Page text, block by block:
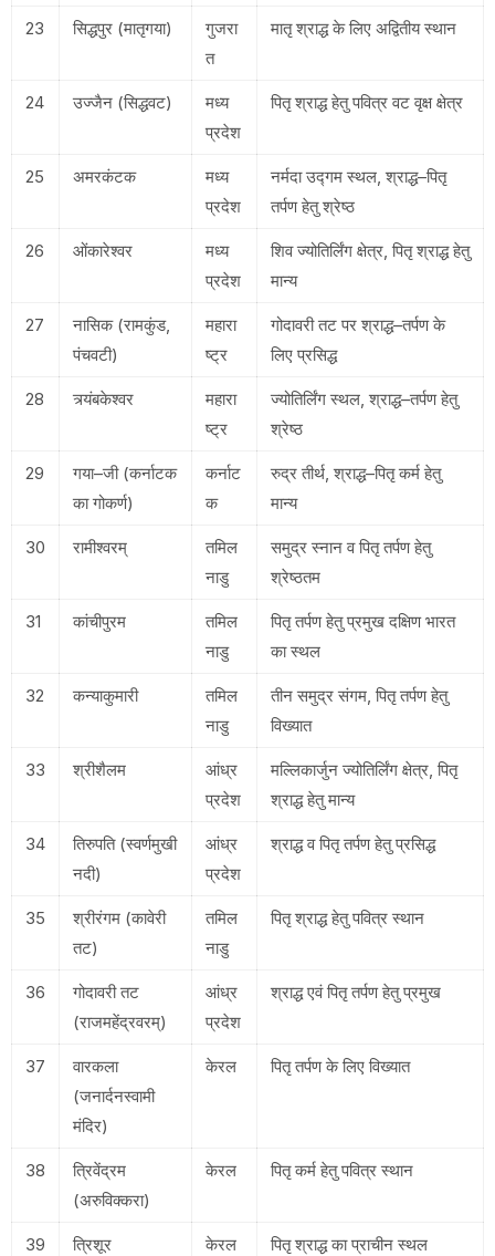
23 सिद्धपुर (मातृगया)
गुजरा
त
मातृ श्राद्ध के लिए अद्वितीय स्थान
24 उज्जैन (सिद्धवट)
मध्य
प्रदेश
पितृ श्राद्ध हेतु पवित्र वट वृक्ष क्षेत्र
25 अमरकंटक
मध्य
प्रदेश
नर्मदा उद्गम स्थल, श्राद्ध–पितृ
तर्पण हेतु श्रेष्ठ
26 ओंकारेश्वर
मध्य
प्रदेश
शिव ज्योतिर्लिंग क्षेत्र, पितृ श्राद्ध हेतु
मान्य
27
नासिक (रामकुंड,
पंचवटी)
महारा
ष्ट्र
गोदावरी तट पर श्राद्ध–तर्पण के
लिए प्रसिद्ध
28 त्र्यंबकेश्वर
महारा
ष्ट्र
ज्योतिर्लिंग स्थल, श्राद्ध–तर्पण हेतु
श्रेष्ठ
29
गया–जी (कर्नाटक
का गोकर्ण)
कर्नाट
क
रुद्र तीर्थ, श्राद्ध–पितृ कर्म हेतु
मान्य
30 रामीश्वरम्
तमिल
नाडु
समुद्र स्नान व पितृ तर्पण हेतु
श्रेष्ठतम
31 कांचीपुरम
तमिल
नाडु
पितृ तर्पण हेतु प्रमुख दक्षिण भारत
का स्थल
32 कन्याकुमारी
तमिल
नाडु
तीन समुद्र संगम, पितृ तर्पण हेतु
विख्यात
33 श्रीशैलम
आंध्र
प्रदेश
मल्लिकार्जुन ज्योतिर्लिंग क्षेत्र, पितृ
श्राद्ध हेतु मान्य
34
तिरुपति (स्वर्णमुखी
नदी)
आंध्र
प्रदेश
श्राद्ध व पितृ तर्पण हेतु प्रसिद्ध
35
श्रीरंगम (कावेरी
तट)
तमिल
नाडु
पितृ श्राद्ध हेतु पवित्र स्थान
36
गोदावरी तट
(राजमहेंद्रवरम्)
आंध्र
प्रदेश
श्राद्ध एवं पितृ तर्पण हेतु प्रमुख
37
वारकला
(जनार्दनस्वामी
मंदिर)
केरल पितृ तर्पण के लिए विख्यात
38
त्रिवेंद्रम
(अरुविक्करा)
केरल पितृ कर्म हेतु पवित्र स्थान
39
त्रिशूर
केरल पितृ श्राद्ध का प्राचीन स्थल